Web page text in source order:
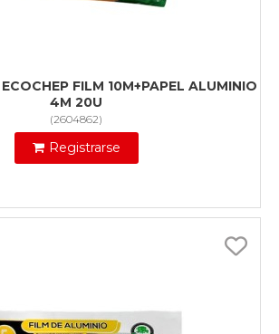
FILM 10M+PAPEL ALUMINIO
4M 20U
(2604862)
Registrarse